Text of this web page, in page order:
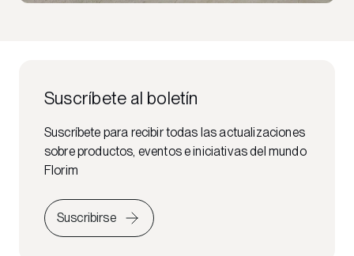
Suscríbete al boletín
Suscríbete para recibir todas las actualizaciones
sobre productos, eventos e iniciativas del mundo
Florim
Suscribirse